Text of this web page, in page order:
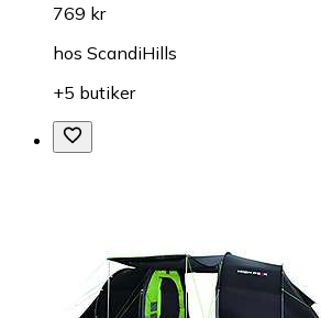
769 kr
hos ScandiHills
+5 butiker